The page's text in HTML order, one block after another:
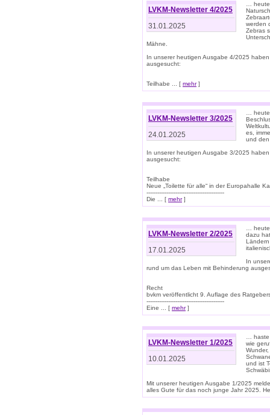
LVKM-Newsletter 4/2025
31.01.2025
…
werden
Zebras
Mähne.
In unserer heutigen Ausgabe 4/2025
ausgesucht:
Teilhabe ... [ mehr]
LVKM-Newsletter 3/2025
24.01.2025
…
es,
und
In unserer heutigen Ausgabe 3/2025
ausgesucht:
Teilhabe
Neue „Toilette für alle“ in der Europahalle
-------------------------------------------
Die ... [ mehr]
LVKM-Newsletter 2/2025
17.01.2025
…
dazu
In
rund um das Leben mit Behinderung
Recht
bvkm veröffentlicht 9. Auflage des
-------------------------------------------
Eine ... [ mehr]
LVKM-Newsletter 1/2025
10.01.2025
…
wie
und ist
Mit unserer heutigen Ausgabe 1/2025
alles Gute für das noch junge Jahr 2025.